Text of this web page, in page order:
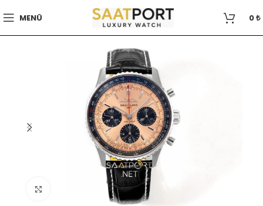
MENÜ 0₺
Büyütmek için tıklayın